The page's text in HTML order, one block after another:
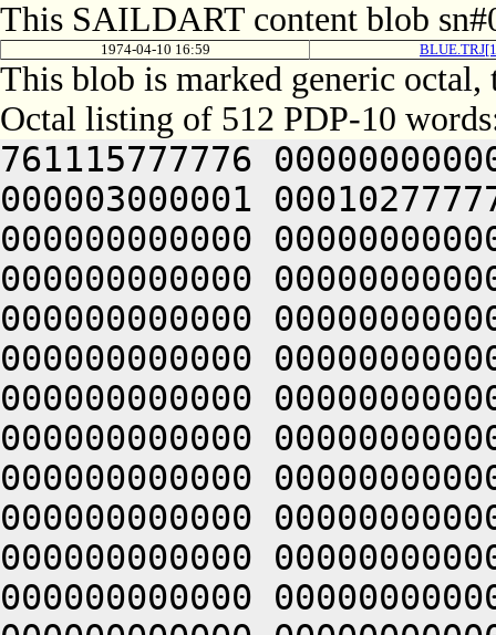
This SAILDART content blob
1974-04-10 16:59
This blob is marked generic octal,
Octal listing of 512 PDP-10
761115777776
000003000001
000000000000
000000000000
000000000000
000000000000
000000000000
000000000000
000000000000
000000000000
000000000000
000000000000